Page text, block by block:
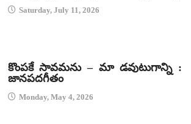
Saturday, July 11, 2026
కొంపకే సావమను – మా డవుటుగాన్ని :
జానపదగీతం
Monday, May 4, 2026